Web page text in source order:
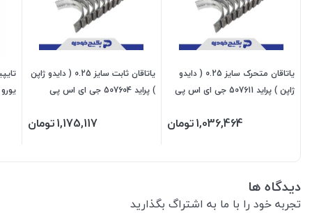
یاتاقان متحرک سایز 0.25 ( دایدو
ژاپن ) پراید 507611 جی ای اس پی
1,036,464تومان
یاتاقان ثابت سایز 0.25 ( دایدو ژاپن
) پراید 507604 جی ای اس پی
1,175,117تومان
یورو 4 530112 جی ای
دیدگاه ها
تجربه خود را با ما به اشتراگ بگذارید